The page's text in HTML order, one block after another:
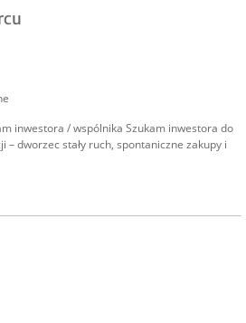
inwestora / wspólnika Szukam inwestora do
– dworzec stały ruch, spontaniczne zakupy i